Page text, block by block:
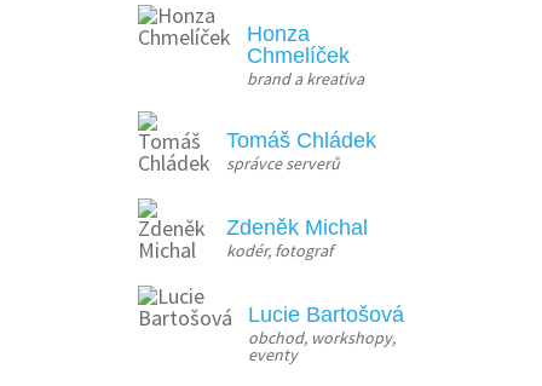
Honza
Chmelíček
brand a kreativa
Tomáš Chládek
správce serverů
Zdeněk Michal
kodér, fotograf
Lucie Bartošová
obchod, workshopy,
eventy